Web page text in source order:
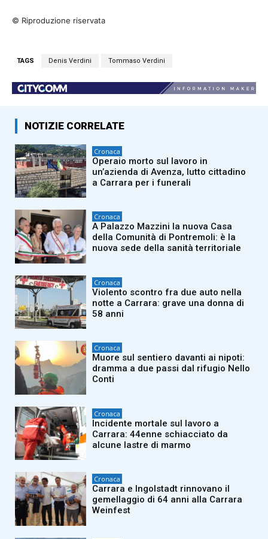
© Riproduzione riservata
TAGS Denis Verdini Tommaso Verdini
NOTIZIE CORRELATE
Cronaca
Operaio morto sul lavoro in
un’azienda di Avenza, lutto cittadino
a Carrara per i funerali
Cronaca
A Palazzo Mazzini la nuova Casa
della Comunità di Pontremoli: è la
nuova sede della sanità territoriale
Cronaca
Violento scontro fra due auto nella
notte a Carrara: grave una donna di
58 anni
Cronaca
Muore sul sentiero davanti ai nipoti:
dramma a due passi dal rifugio Nello
Conti
Cronaca
Incidente mortale sul lavoro a
Carrara: 44enne schiacciato da
alcune lastre di marmo
Cronaca
Carrara e Ingolstadt rinnovano il
gemellaggio di 64 anni alla Carrara
Weinfest